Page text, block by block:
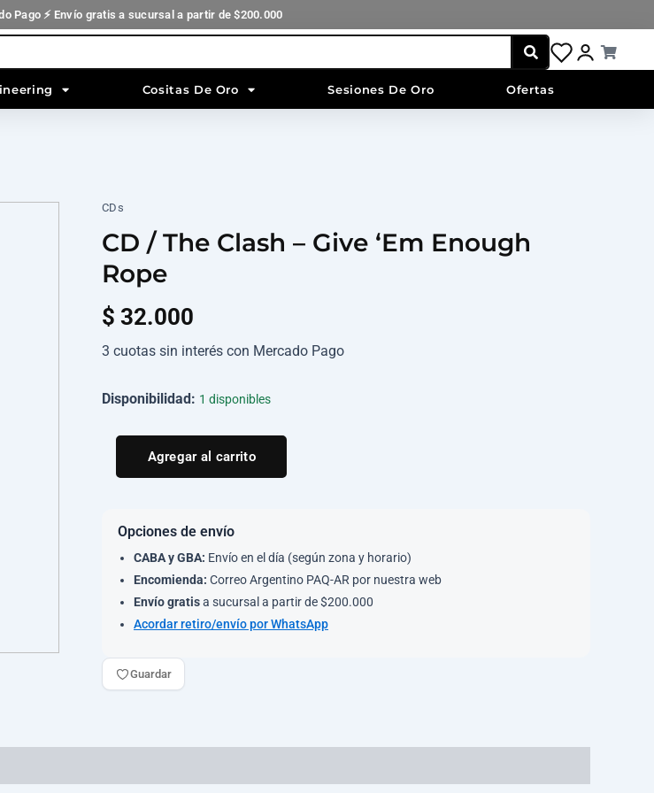
Pago ⚡ Envío gratis a sucursal a partir de $200.000
Cositas De Oro Sesiones De Oro Ofertas
Cart
CDs
CD / The Clash – Give ‘Em Enough
Rope
$ 32.000
3 cuotas sin interés con Mercado Pago
Disponibilidad: 1 disponibles
CD
The
Clash
-
'Em
Rope
Agregar al carrito
Opciones de envío
CABA y GBA: Envío en el día (según zona y horario)
Encomienda: Correo Argentino PAQ-AR por nuestra web
Envío gratisa sucursal a partir de $200.000
Acordar retiro/envío por WhatsApp
Guardar
'Em
cantidad